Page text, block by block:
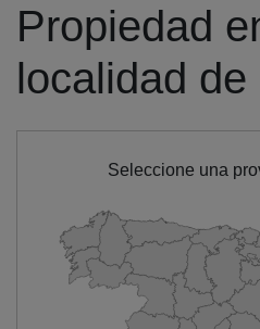
Propiedad
localidad de
Seleccione una